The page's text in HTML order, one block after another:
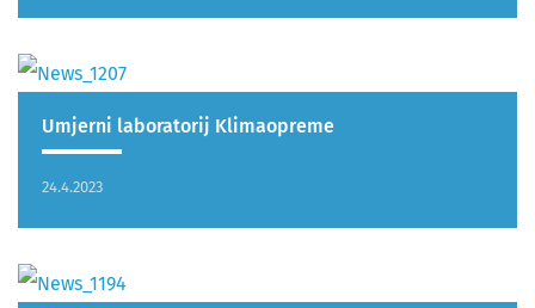
Umjerni laboratorij Klimaopreme
24.4.2023